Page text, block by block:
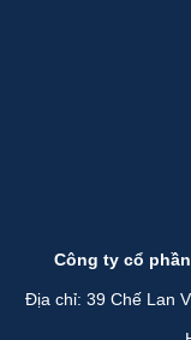
Công ty cổ
Địa chỉ: 39 Chế Lan